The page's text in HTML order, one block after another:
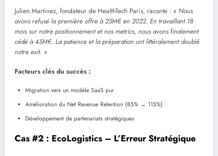
Julien Martinez, fondateur de HealthTech Paris, raconte : « Nous
avons refusé la première offre à 25M€ en 2022. En travaillant 18
mois sur notre positionnement et nos metrics, nous avons finalement
cédé à 45M€. La patience et la préparation ont littéralement doublé
notre exit. »
Facteurs clés du succès :
Migration vers un modèle SaaS pur
Amélioration du Net Revenue Retention (85% → 115%)
Développement de partenariats stratégiques
Cas #2 : EcoLogistics – L’Erreur Stratégique